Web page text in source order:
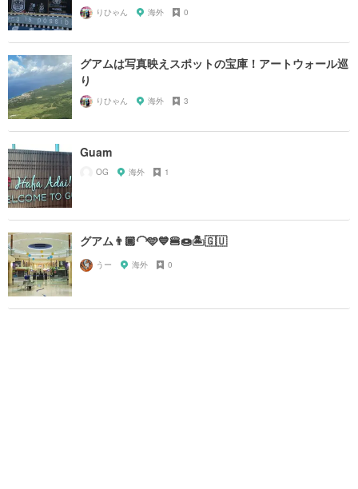
りひゃん 海外 0
グアムは写真映えスポットの宝庫！アートウォール巡
り
りひゃん 海外 3
Guam
OG 海外 1
グアム👨🏾‍🦲🩵💙🍔🍩🏝️🇬🇺
うー 海外 0